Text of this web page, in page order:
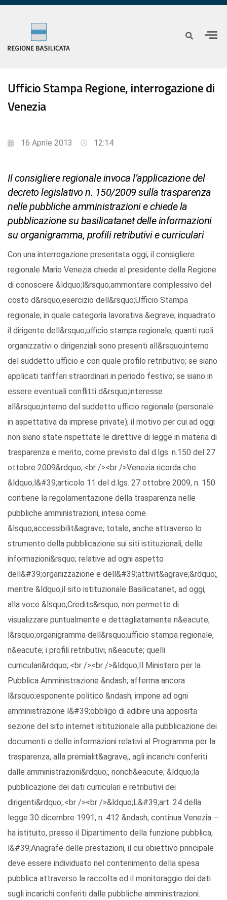
Ufficio Stampa Regione, interrogazione di
Venezia
16 Aprile 2013 12:14
Il consigliere regionale invoca l’applicazione del
decreto legislativo n. 150/2009 sulla trasparenza
nelle pubbliche amministrazioni e chiede la
pubblicazione su basilicatanet delle informazioni
su organigramma, profili retributivi e curriculari
Con una interrogazione presentata oggi, il consigliere
regionale Mario Venezia chiede al presidente della Regione
di conoscere &ldquo;l&rsquo;ammontare complessivo del
costo d&rsquo;esercizio dell&rsquo;Ufficio Stampa
regionale; in quale categoria lavorativa &egrave; inquadrato
il dirigente dell&rsquo;ufficio stampa regionale; quanti ruoli
organizzativi o dirigenziali sono presenti all&rsquo;interno
del suddetto ufficio e con quale profilo retributivo; se siano
applicati tariffari straordinari in periodo festivo; se siano in
essere eventuali conflitti d&rsquo;interesse
all&rsquo;interno del suddetto ufficio regionale (personale
in aspettativa da imprese private); il motivo per cui ad oggi
non siano state rispettate le direttive di legge in materia di
trasparenza e merito, come previsto dal d.lgs. n.150 del 27
ottobre 2009&rdquo;.<br /><br />Venezia ricorda che
&ldquo;l&#39;articolo 11 del d.lgs. 27 ottobre 2009, n. 150
contiene la regolamentazione della trasparenza nelle
pubbliche amministrazioni, intesa come
&lsquo;accessibilit&agrave; totale, anche attraverso lo
strumento della pubblicazione sui siti istituzionali, delle
informazioni&rsquo; relative ad ogni aspetto
dell&#39;organizzazione e dell&#39;attivit&agrave;&rdquo;,
mentre &ldquo;il sito istituzionale Basilicatanet, ad oggi,
alla voce &lsquo;Credits&rsquo; non permette di
visualizzare puntualmente e dettagliatamente n&eacute;
l&rsquo;organigramma dell&rsquo;ufficio stampa regionale,
n&eacute; i profili retributivi, n&eacute; quelli
curriculari&rdquo;.<br /><br />&ldquo;Il Ministero per la
Pubblica Amministrazione &ndash; afferma ancora
l&rsquo;esponente politico &ndash; impone ad ogni
amministrazione l&#39;obbligo di adibire una apposita
sezione del sito internet istituzionale alla pubblicazione dei
documenti e delle informazioni relativi al Programma per la
trasparenza, alla premialit&agrave;, agli incarichi conferiti
dalle amministrazioni&rdquo;, nonch&eacute; &ldquo;la
pubblicazione dei dati curriculari e retributivi dei
dirigenti&rdquo;.<br /><br />&ldquo;L&#39;art. 24 della
legge 30 dicembre 1991, n. 412 &ndash; continua Venezia –
ha istituito, presso il Dipartimento della funzione pubblica,
l&#39;Anagrafe delle prestazioni, il cui obiettivo principale
deve essere individuato nel contenimento della spesa
pubblica attraverso la raccolta ed il monitoraggio dei dati
sugli incarichi conferiti dalle pubbliche amministrazioni.